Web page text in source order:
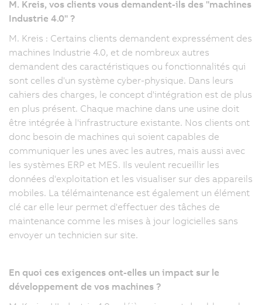
M. Kreis, vos clients vous demandent-ils des "machines
Industrie 4.0" ?
M. Kreis : Certains clients demandent expressément des
machines Industrie 4.0, et de nombreux autres
demandent des caractéristiques ou fonctionnalités qui
sont celles d'un système cyber-physique. Dans leurs
cahiers des charges, le concept d'intégration est de plus
en plus présent. Chaque machine dans une usine doit
être intégrée à l'infrastructure existante. Nos clients ont
donc besoin de machines qui soient capables de
communiquer les unes avec les autres, mais aussi avec
les systèmes ERP et MES. Ils veulent recueillir les
données d'exploitation et les visualiser sur des appareils
mobiles. La télémaintenance est également un élément
clé car elle leur permet d'effectuer des tâches de
maintenance comme les mises à jour logicielles sans
envoyer un technicien sur site.
En quoi ces exigences ont-elles un impact sur le
développement de vos machines ?